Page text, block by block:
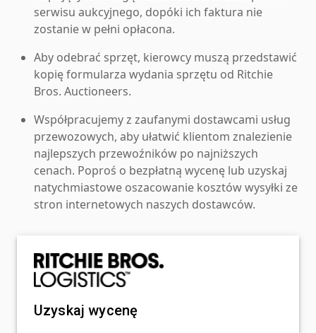
serwisu aukcyjnego, dopóki ich faktura nie
zostanie w pełni opłacona.
Aby odebrać sprzęt, kierowcy muszą przedstawić
kopię formularza wydania sprzętu od Ritchie
Bros. Auctioneers.
Współpracujemy z zaufanymi dostawcami usług
przewozowych, aby ułatwić klientom znalezienie
najlepszych przewoźników po najniższych
cenach. Poproś o bezpłatną wycenę lub uzyskaj
natychmiastowe oszacowanie kosztów wysyłki ze
stron internetowych naszych dostawców.
Uzyskaj wycenę